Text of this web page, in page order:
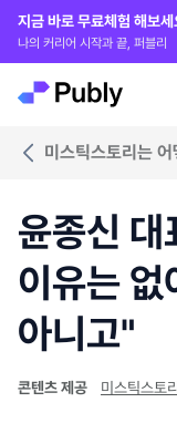
지금 바로 무료체험 해보
나의 커리어 시작과 끝, 퍼블리
미스틱스토리는
윤종신
이유는 없
아니고"
콘텐츠 제공 미스틱스토리